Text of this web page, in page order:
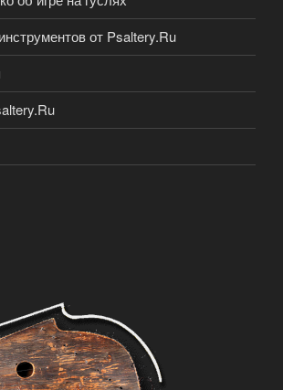
от Psaltery.Ru